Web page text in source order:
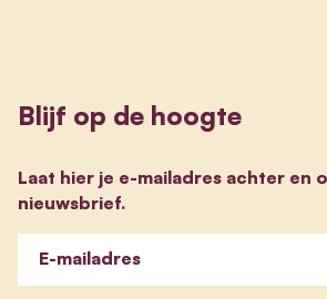
Blijf op de hoogte
Laat hier je e-mailadres achter en
nieuwsbrief.
E-mailadres